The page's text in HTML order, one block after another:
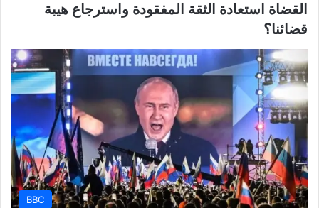
القضاة استعادة الثقة المفقودة واسترجاع هيبة
قضائنا؟
BBC